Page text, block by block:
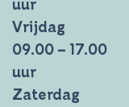
uur
Vrijdag
09.00 – 17.00
uur
Zaterdag